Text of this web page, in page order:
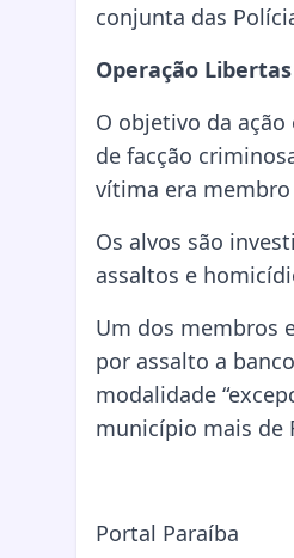
conjunta das
Operação Libertas
O objetivo da
de facção
vítima era
Os alvos são
assaltos e
Um dos membros
por assalto a
modalidade
município mais de
Portal Paraíba